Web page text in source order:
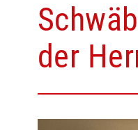
Organigramm
Compliance
Investor
der